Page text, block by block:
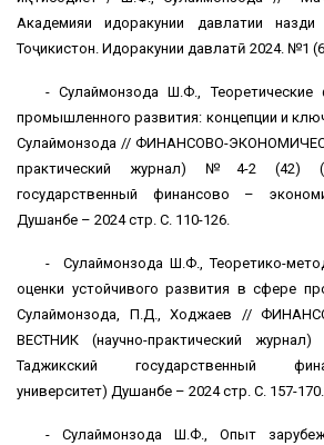
Академияи идоракунии давлатии назди
Тоҷикистон. Идоракунии давлатӣ 2024. №1
- Сулаймонзода Ш.Ф., Теоретические
промышленного развития: концепции и
Сулаймонзода // ФИНАНСОВО-
практический журнал) №4-2 (42)
государственный финансово –
Душанбе – 2024 стр. С. 110-126.
- Сулаймонзода Ш.Ф., Теоретико-
оценки устойчивого развития в сфере
Сулаймонзода, П.Д., Ходжаев //
ВЕСТНИК (научно-практический
Таджикский государственный
университет) Душанбе – 2024 стр. С. 157-170.
- Сулаймонзода Ш.Ф., Опыт